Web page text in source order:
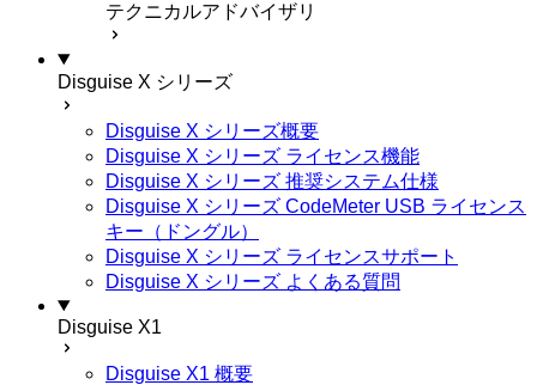
テクニカルアドバイザリ
Disguise X シリーズ
Disguise X シリーズ概要
Disguise X シリーズ ライセンス機能
Disguise X シリーズ 推奨システム仕様
Disguise X シリーズ CodeMeter USB ライセンス
キー（ドングル）
Disguise X シリーズ ライセンスサポート
Disguise X シリーズ よくある質問
Disguise X1
Disguise X1 概要